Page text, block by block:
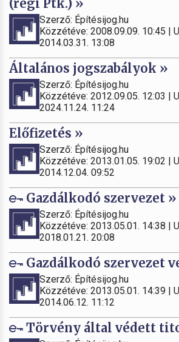
(régi Ptk.) »
Szerző: Építésijog.hu
Közzétéve: 2008.09.09. 10:45 |
2014.03.31. 13:08
Általános jogszabályok »
Szerző: Építésijog.hu
Közzétéve: 2012.09.05. 12:03 |
2024.11.24. 11:24
Előfizetés »
Szerző: Építésijog.hu
Közzétéve: 2013.01.05. 19:02 |
2014.12.04. 09:52
Gazdálkodó szervezet »
Szerző: Építésijog.hu
Közzétéve: 2013.05.01. 14:38 |
2018.01.21. 20:08
Gazdálkodó szervezet
Szerző: Építésijog.hu
Közzétéve: 2013.05.01. 14:39 |
2014.06.12. 11:12
Törvény által védett